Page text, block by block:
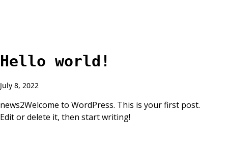
Hello world!
July 8, 2022
news2Welcome to WordPress. This is your first post.
Edit or delete it, then start writing!